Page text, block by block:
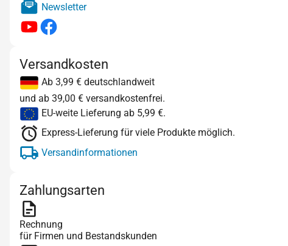
Newsletter
Versandkosten
Ab 3,99 € deutschlandweit
und ab 39,00 € versandkostenfrei.
EU-weite Lieferung ab 5,99 €.
Express-Lieferung für viele Produkte möglich.
Versandinformationen
Zahlungsarten
Rechnung
für Firmen und Bestandskunden